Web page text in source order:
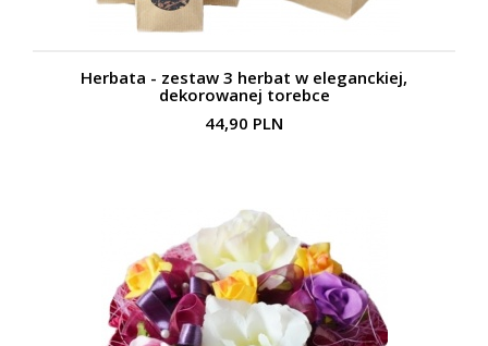
Herbata - zestaw 3 herbat w eleganckiej,
dekorowanej torebce
44,90 PLN